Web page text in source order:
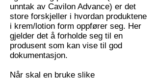
unntak av Cavilon Advance) er det
store forskjeller i hvordan produktene
i krem/lotion form oppfører seg. Her
gjelder det å forholde seg til en
produsent som kan vise til god
dokumentasjon.
Når skal en bruke slike